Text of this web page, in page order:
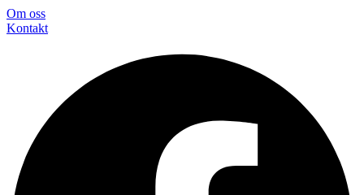
Om oss
Kontakt